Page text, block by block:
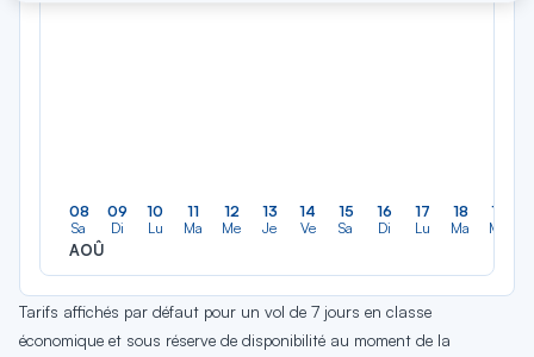
08
Sa
AOÛ
09
Di
10
Lu
11
Ma
12
Me
13
Je
14
Ve
15
Sa
16
Di
17
Lu
18
Ma
19
Me
Tarifs affichés par défaut pour un vol de 7 jours en classe
économique et sous réserve de disponibilité au moment de la